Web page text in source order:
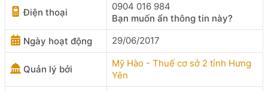
Điện thoại
0904 016 984
Bạn muốn ẩn thông tin này?
Ngày hoạt động
29/06/2017
Quản lý bởi
Mỹ Hào - Thuế cơ sở 2 tỉnh Hưng
Yên